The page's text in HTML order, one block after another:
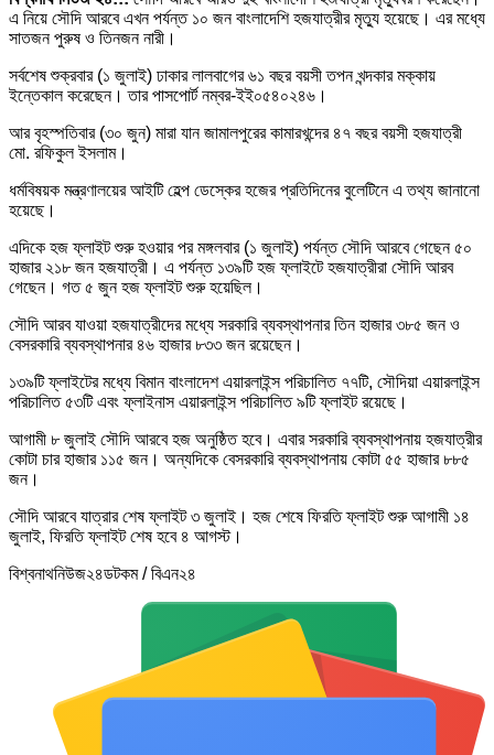
এ নিয়ে সৌদি আরবে এখন পর্যন্ত ১০ জন বাংলাদেশি হজযাত্রীর মৃত্যু হয়েছে। এর মধ্যে
সাতজন পুরুষ ও তিনজন নারী।
সর্বশেষ শুক্রবার (১ জুলাই) ঢাকার লালবাগের ৬১ বছর বয়সী তপন খন্দকার মক্কায়
ইন্তেকাল করেছেন। তার পাসপোর্ট নম্বর-ইই০৫৪০২৪৬।
আর বৃহস্পতিবার (৩০ জুন) মারা যান জামালপুরের কামারখন্দের ৪৭ বছর বয়সী হজযাত্রী
মো. রফিকুল ইসলাম।
ধর্মবিষয়ক মন্ত্রণালয়ের আইটি হেল্প ডেস্কের হজের প্রতিদিনের বুলেটিনে এ তথ্য জানানো
হয়েছে।
এদিকে হজ ফ্লাইট শুরু হওয়ার পর মঙ্গলবার (১ জুলাই) পর্যন্ত সৌদি আরবে গেছেন ৫০
হাজার ২১৮ জন হজযাত্রী। এ পর্যন্ত ১৩৯টি হজ ফ্লাইটে হজযাত্রীরা সৌদি আরব
গেছেন। গত ৫ জুন হজ ফ্লাইট শুরু হয়েছিল।
সৌদি আরব যাওয়া হজযাত্রীদের মধ্যে সরকারি ব্যবস্থাপনার তিন হাজার ৩৮৫ জন ও
বেসরকারি ব্যবস্থাপনার ৪৬ হাজার ৮৩৩ জন রয়েছেন।
১৩৯টি ফ্লাইটের মধ্যে বিমান বাংলাদেশ এয়ারলাইন্স পরিচালিত ৭৭টি, সৌদিয়া এয়ারলাইন্স
পরিচালিত ৫৩টি এবং ফ্লাইনাস এয়ারলাইন্স পরিচালিত ৯টি ফ্লাইট রয়েছে।
আগামী ৮ জুলাই সৌদি আরবে হজ অনুষ্ঠিত হবে। এবার সরকারি ব্যবস্থাপনায় হজযাত্রীর
কোটা চার হাজার ১১৫ জন। অন্যদিকে বেসরকারি ব্যবস্থাপনায় কোটা ৫৫ হাজার ৮৮৫
জন।
সৌদি আরবে যাত্রার শেষ ফ্লাইট ৩ জুলাই। হজ শেষে ফিরতি ফ্লাইট শুরু আগামী ১৪
জুলাই, ফিরতি ফ্লাইট শেষ হবে ৪ আগস্ট।
বিশ্বনাথনিউজ২৪ডটকম / বিএন২৪